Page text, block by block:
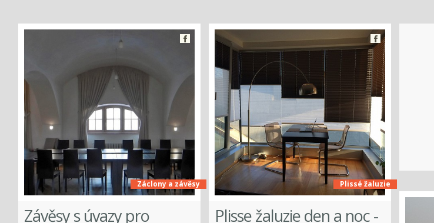
Záclony a závěsy
Závěsy s úvazy pro
Plissé žaluzie
Plisse žaluzie den a noc -
Facebook